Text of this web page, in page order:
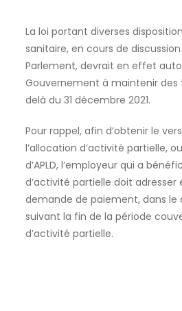
La loi portant diverses
sanitaire, en cours de
Parlement, devrait en effet
Gouvernement à maintenir
delà du 31 décembre 2021.
Pour rappel, afin d’obtenir le
l’allocation d’activité partielle,
d’APLD, l’employeur qui a
d’activité partielle doit adresser
demande de paiement, dans le
suivant la fin de la période
d’activité partielle.